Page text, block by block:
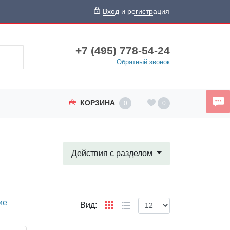
Вход и регистрация
+7 (495) 778-54-24
Обратный звонок
КОРЗИНА 0 0
Действия с разделом
Вид: